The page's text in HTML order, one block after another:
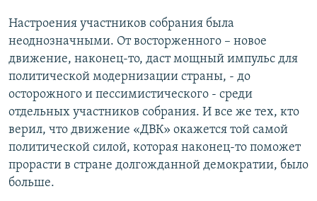
Настроения участников собрания была
неоднозначными. От восторженного – новое
движение, наконец-то, даст мощный импульс для
политической модернизации страны, - до
осторожного и пессимистического - среди
отдельных участников собрания. И все же тех, кто
верил, что движение «ДВК» окажется той самой
политической силой, которая наконец-то поможет
прорасти в стране долгожданной демократии, было
больше.